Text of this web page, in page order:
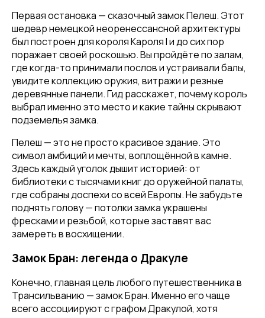
Первая остановка — сказочный замок Пелеш. Этот
шедевр немецкой неоренессансной архитектуры
был построен для короля Кароля I и до сих пор
поражает своей роскошью. Вы пройдёте по залам,
где когда-то принимали послов и устраивали балы,
увидите коллекцию оружия, витражи и резные
деревянные панели. Гид расскажет, почему король
выбрал именно это место и какие тайны скрывают
подземелья замка.
Пелеш — это не просто красивое здание. Это
символ амбиций и мечты, воплощённой в камне.
Здесь каждый уголок дышит историей: от
библиотеки с тысячами книг до оружейной палаты,
где собраны доспехи со всей Европы. Не забудьте
поднять голову — потолки замка украшены
фресками и резьбой, которые заставят вас
замереть в восхищении.
Замок Бран: легенда о Дракуле
Конечно, главная цель любого путешественника в
Трансильванию — замок Бран. Именно его чаще
всего ассоциируют с графом Дракулой, хотя